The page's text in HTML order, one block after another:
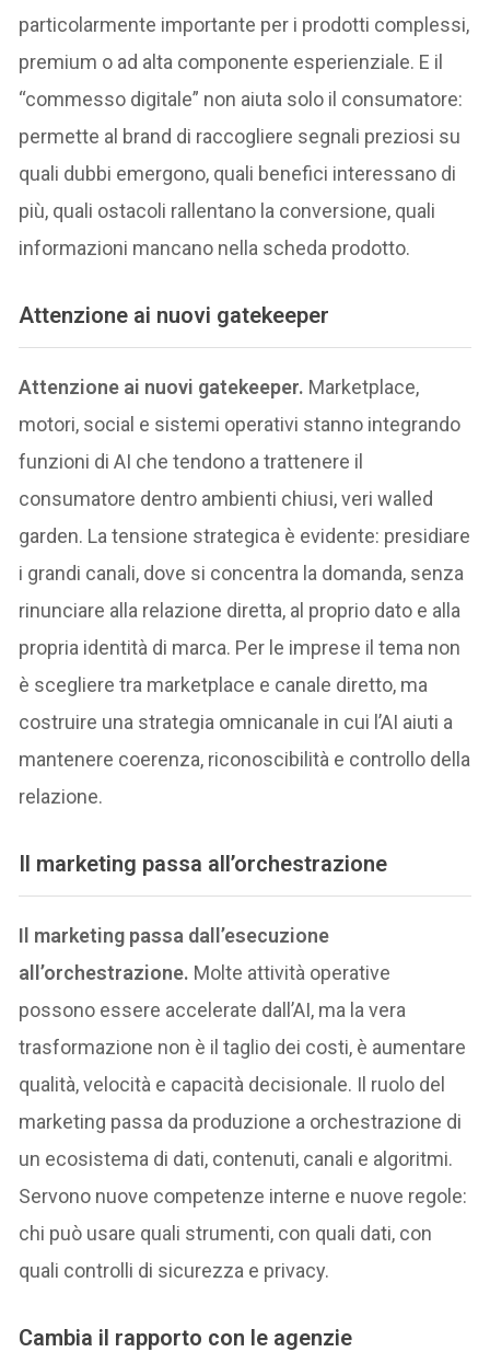
particolarmente importante per i prodotti complessi,
premium o ad alta componente esperienziale. E il
“commesso digitale” non aiuta solo il consumatore:
permette al brand di raccogliere segnali preziosi su
quali dubbi emergono, quali benefici interessano di
più, quali ostacoli rallentano la conversione, quali
informazioni mancano nella scheda prodotto.
Attenzione ai nuovi gatekeeper
Attenzione ai nuovi gatekeeper. Marketplace,
motori, social e sistemi operativi stanno integrando
funzioni di AI che tendono a trattenere il
consumatore dentro ambienti chiusi, veri walled
garden. La tensione strategica è evidente: presidiare
i grandi canali, dove si concentra la domanda, senza
rinunciare alla relazione diretta, al proprio dato e alla
propria identità di marca. Per le imprese il tema non
è scegliere tra marketplace e canale diretto, ma
costruire una strategia omnicanale in cui l’AI aiuti a
mantenere coerenza, riconoscibilità e controllo della
relazione.
Il marketing passa all’orchestrazione
Il marketing passa dall’esecuzione
all’orchestrazione. Molte attività operative
possono essere accelerate dall’AI, ma la vera
trasformazione non è il taglio dei costi, è aumentare
qualità, velocità e capacità decisionale. Il ruolo del
marketing passa da produzione a orchestrazione di
un ecosistema di dati, contenuti, canali e algoritmi.
Servono nuove competenze interne e nuove regole:
chi può usare quali strumenti, con quali dati, con
quali controlli di sicurezza e privacy.
Cambia il rapporto con le agenzie